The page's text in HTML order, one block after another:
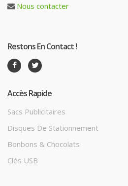
Nous contacter
Restons En Contact !
Accès Rapide
Sacs Publicitaires
Disques De Stationnement
Bonbons & Chocolats
Clés USB